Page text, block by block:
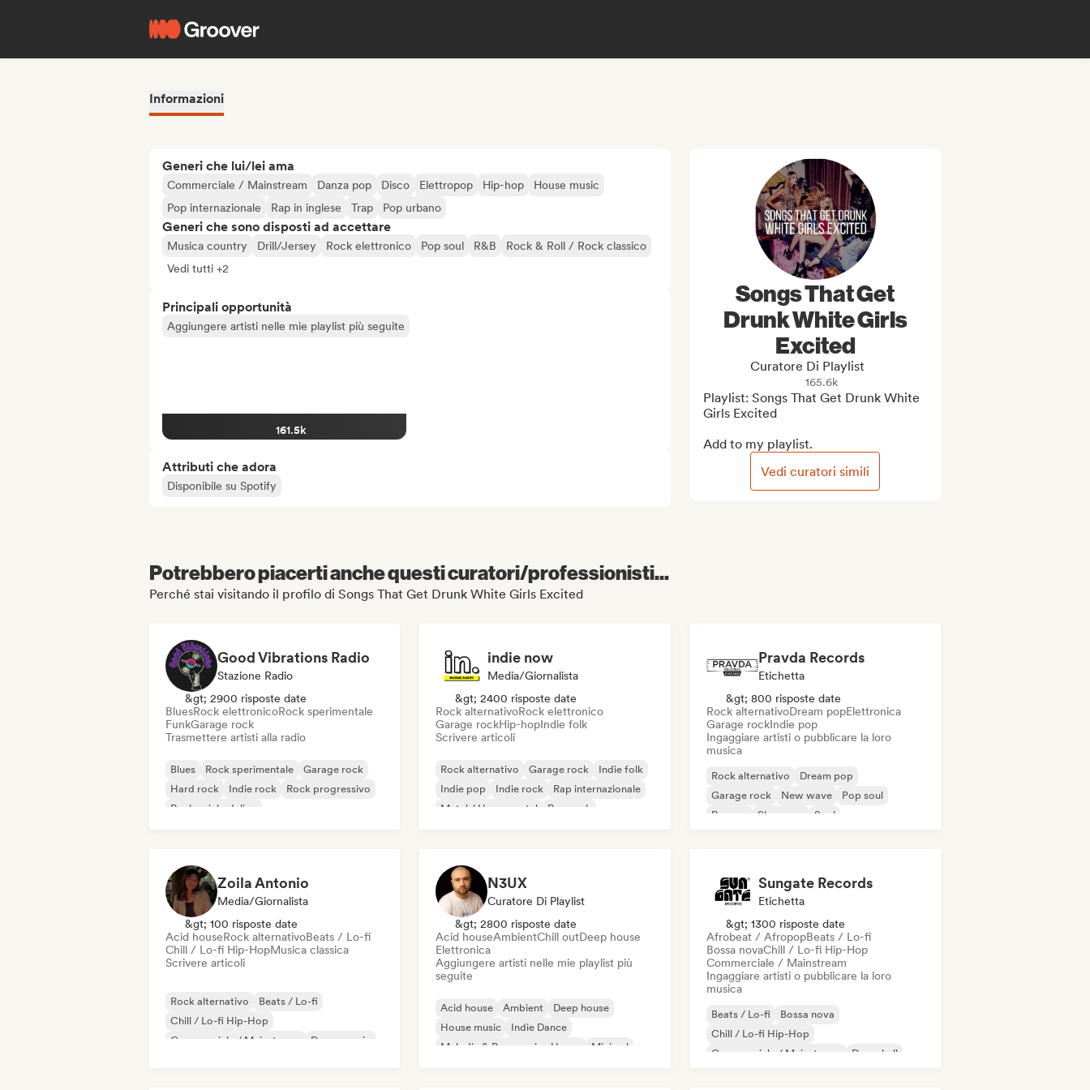
Informazioni
Generi che lui/lei ama
Commerciale / Mainstream Danza pop Disco Elettropop Hip-hop
House music
Pop internazionale
Rap in inglese Trap Pop urbano
Generi che sono disposti ad accettare
Musica country Drill/Jersey Rock elettronico Pop soul R&B
Rock & Roll / Rock classico
Vedi tutti +2
Principali opportunità
Aggiungere artisti nelle mie playlist più seguite
161.5k
Attributi che adora
Disponibile su Spotify
Songs That Get
Drunk White Girls
Excited
Curatore Di Playlist
165.6k
Playlist: Songs That Get Drunk White
Girls Excited
Add to my playlist.
Vedi curatori simili
Potrebbero piacerti anche questi curatori/professionisti...
Perché stai visitando il profilo di Songs That Get Drunk White Girls Excited
Good Vibrations Radio
Stazione Radio
&gt; 2900 risposte date
BluesRock elettronicoRock sperimentale
FunkGarage rock
Trasmettere artisti alla radio
Blues Rock sperimentale
Garage rock
Hard rock
Indie rock
Rock progressivo
Rock psichedelico
indie now
Media/Giornalista
&gt; 2400 risposte date
Rock alternativoRock elettronico
Garage rockHip-hopIndie folk
Scrivere articoli
Rock alternativo Garage rock
Indie folk
Indie pop
Indie rock
Rap internazionale
Metal / Heavy metal
Pop rock
Pravda Records
Etichetta
&gt; 800 risposte date
Rock alternativoDream popElettronica
Garage rockIndie pop
Ingaggiare artisti o pubblicare la loro
musica
Rock alternativo
Dream pop
Garage rock
New wave
Pop soul
Reggae
Shoegaze Soul
Zoila Antonio
Media/Giornalista
&gt; 100 risposte date
Acid houseRock alternativoBeats / Lo-fi
Chill / Lo-fi Hip-HopMusica classica
Scrivere articoli
Rock alternativo
Beats / Lo-fi
Chill / Lo-fi Hip-Hop
Commerciale / Mainstream
Dance music
N3UX
Curatore Di Playlist
&gt; 2800 risposte date
Acid houseAmbientChill outDeep house
Elettronica
Aggiungere artisti nelle mie playlist più
seguite
Acid house Ambient
Deep house
House music
Indie Dance
Melodic & Progressive House
Minimal
Sungate Records
Etichetta
&gt; 1300 risposte date
Afrobeat / AfropopBeats / Lo-fi
Bossa novaChill / Lo-fi Hip-Hop
Commerciale / Mainstream
Ingaggiare artisti o pubblicare la loro
musica
Beats / Lo-fi
Bossa nova
Chill / Lo-fi Hip-Hop
Commerciale / Mainstream
Dancehall